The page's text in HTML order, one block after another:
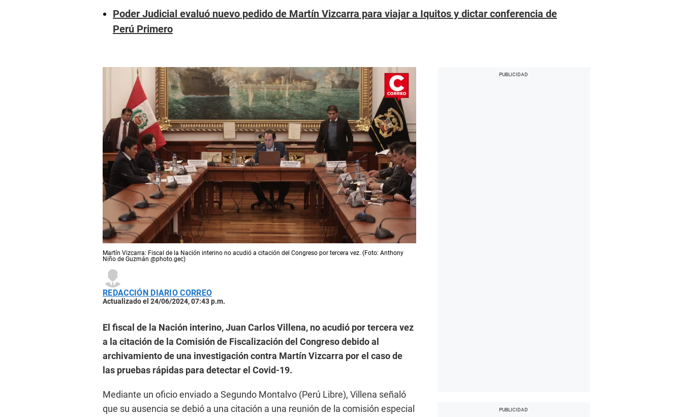
Poder Judicial evaluó nuevo pedido de Martín Vizcarra para viajar a Iquitos y dictar conferencia de
Perú Primero
Martín Vizcarra: Fiscal de la Nación interino no acudió a citación del Congreso por tercera vez. (Foto: Anthony
Niño de Guzmán @photo.gec)
REDACCIÓN DIARIO CORREO
Actualizado el 24/06/2024, 07:43 p.m.
El fiscal de la Nación interino, Juan Carlos Villena, no acudió por tercera vez
a la citación de la Comisión de Fiscalización del Congreso debido al
archivamiento de una investigación contra Martín Vizcarra por el caso de
las pruebas rápidas para detectar el Covid-19.
Mediante un oficio enviado a Segundo Montalvo (Perú Libre), Villena señaló
que su ausencia se debió a una citación a una reunión de la comisión especial